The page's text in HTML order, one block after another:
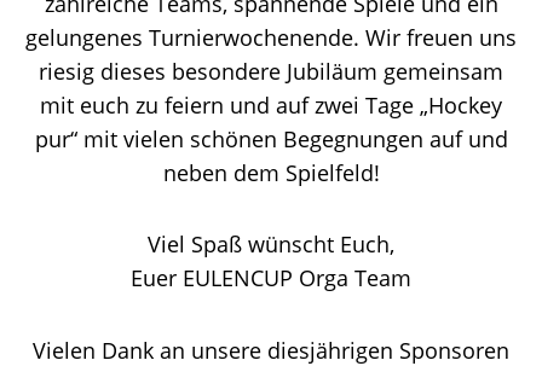
gelungenes Turnierwochenende. Wir freuen uns
riesig dieses besondere Jubiläum gemeinsam
mit euch zu feiern und auf zwei Tage „Hockey
pur“ mit vielen schönen Begegnungen auf und
neben dem Spielfeld!
Viel Spaß wünscht Euch,
Euer EULENCUP Orga Team
Vielen Dank an unsere diesjährigen Sponsoren